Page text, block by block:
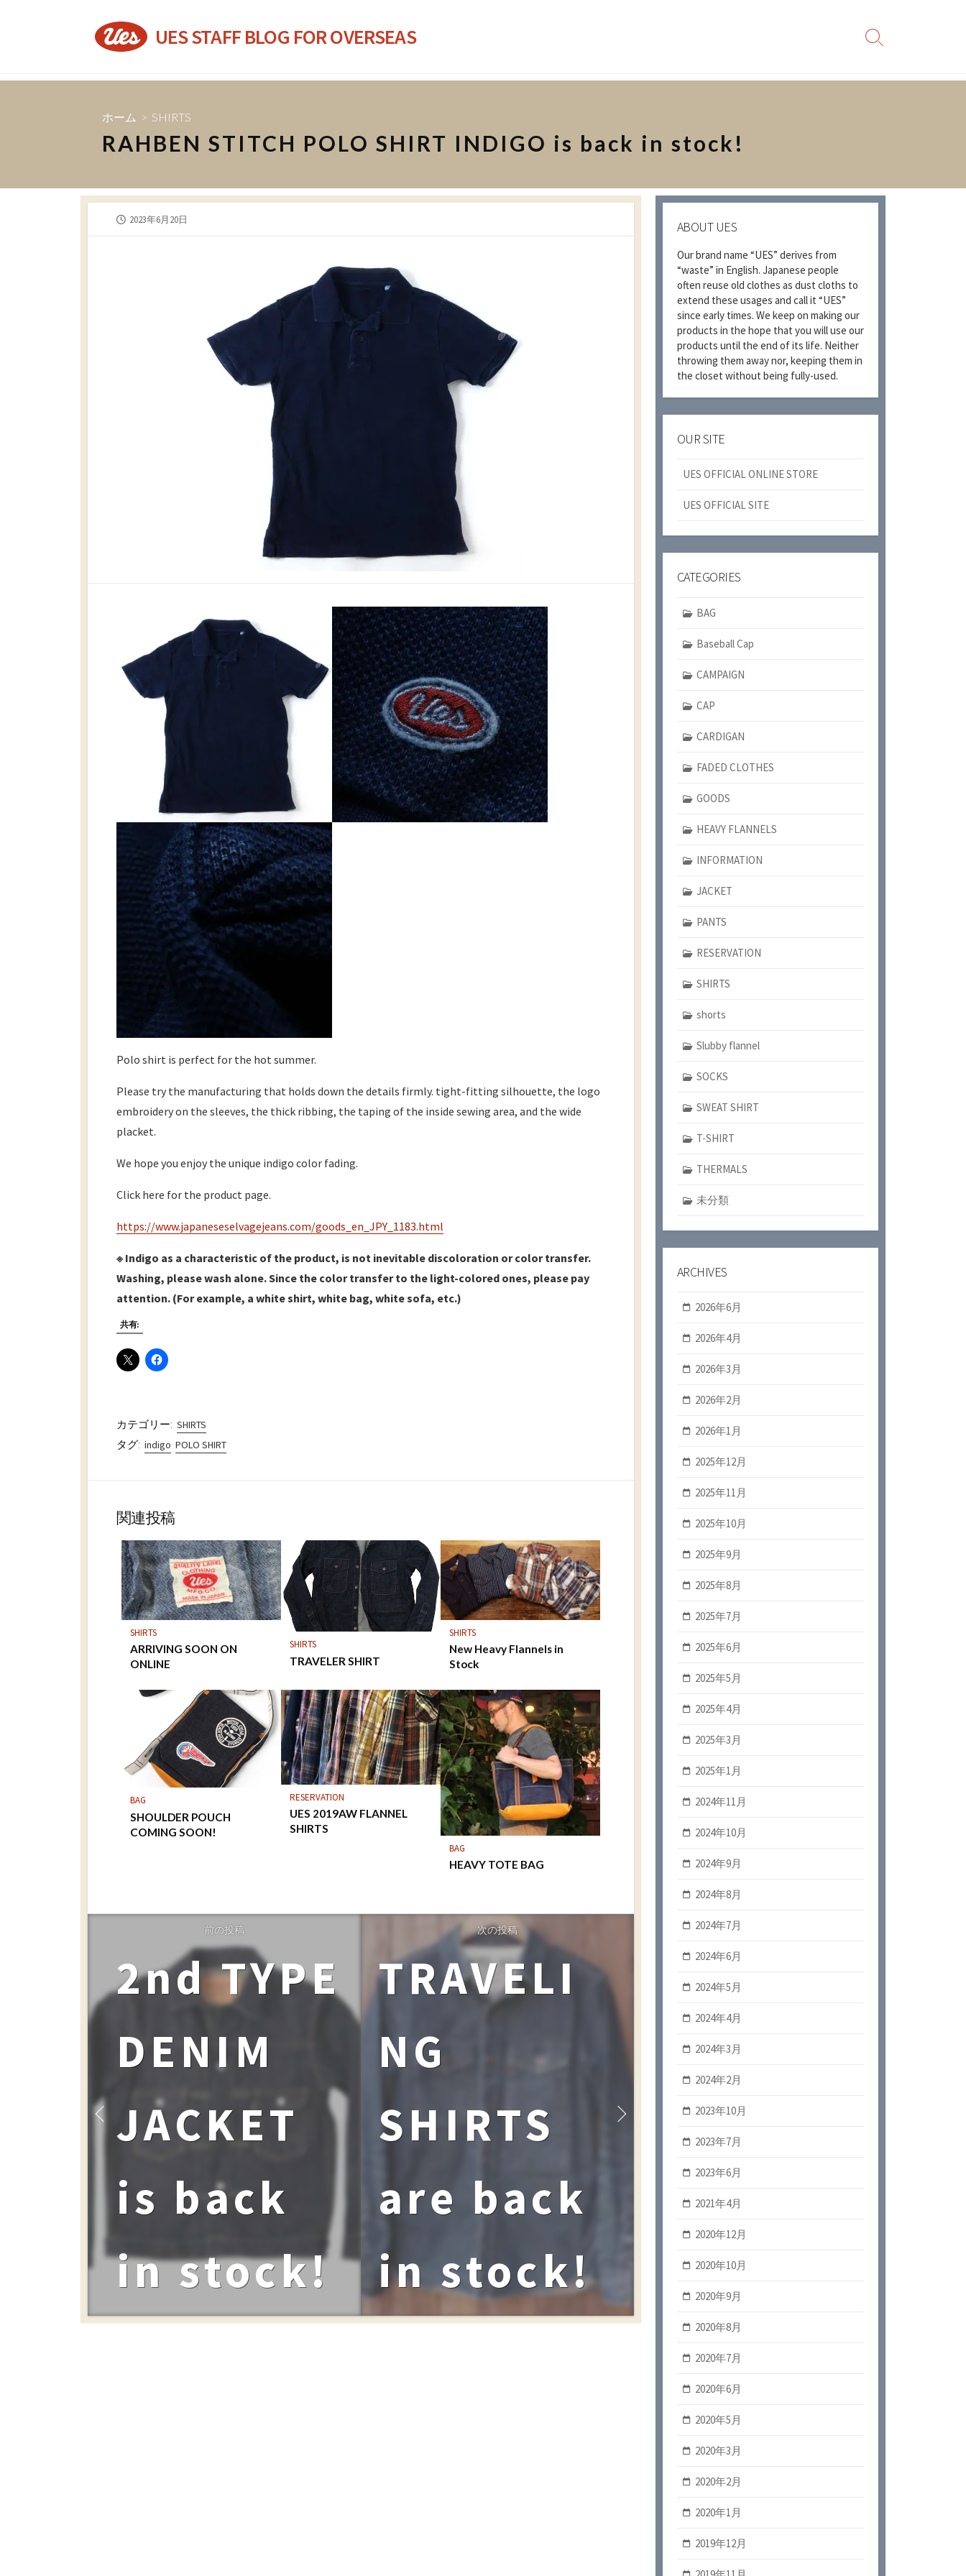
ツ
UES STAFF BLOG FOR OVERSEAS
検
ホーム > SHIRTS
RAHBEN STITCH POLO SHIRT INDIGO is back in stock!
公
2023年6月20日
Polo shirt is perfect for the hot summer.
Please try the manufacturing that holds down the details firmly. tight-fitting silhouette, the logo
embroidery on the sleeves, the thick ribbing, the taping of the inside sewing area, and the wide
placket.
We hope you enjoy the unique indigo color fading.
Click here for the product page.
https://www.japaneseselvagejeans.com/goods_en_JPY_1183.html
※ Indigo as a characteristic of the product, is not inevitable discoloration or color transfer.
Washing, please wash alone. Since the color transfer to the light-colored ones, please pay
attention. (For example, a white shirt, white bag, white sofa, etc.)
共有:
カテゴリー: SHIRTS
タグ: indigo POLO SHIRT
関連投稿
SHIRTS
ARRIVING SOON ON
ONLINE
SHIRTS
TRAVELER SHIRT
SHIRTS
New Heavy Flannels in
Stock
BAG
SHOULDER POUCH
COMING SOON!
RESERVATION
UES 2019AW FLANNEL
SHIRTS
BAG
HEAVY TOTE BAG
前の投稿
2nd TYPE
DENIM
JACKET
is back
in stock!
次の投稿
TRAVELI
NG
SHIRTS
are back
in stock!
ABOUT UES
Our brand name “UES” derives from
“waste” in English. Japanese people
often reuse old clothes as dust cloths to
extend these usages and call it “UES”
since early times. We keep on making our
products in the hope that you will use our
products until the end of its life. Neither
throwing them away nor, keeping them in
the closet without being fully-used.
OUR SITE
UES OFFICIAL ONLINE STORE
UES OFFICIAL SITE
CATEGORIES
BAG
Baseball Cap
CAMPAIGN
CAP
CARDIGAN
FADED CLOTHES
GOODS
HEAVY FLANNELS
INFORMATION
JACKET
PANTS
RESERVATION
SHIRTS
shorts
Slubby flannel
SOCKS
SWEAT SHIRT
T-SHIRT
THERMALS
未分類
ARCHIVES
2026年6月
2026年4月
2026年3月
2026年2月
2026年1月
2025年12月
2025年11月
2025年10月
2025年9月
2025年8月
2025年7月
2025年6月
2025年5月
2025年4月
2025年3月
2025年1月
2024年11月
2024年10月
2024年9月
2024年8月
2024年7月
2024年6月
2024年5月
2024年4月
2024年3月
2024年2月
2023年10月
2023年7月
2023年6月
2021年4月
2020年12月
2020年10月
2020年9月
2020年8月
2020年7月
2020年6月
2020年5月
2020年3月
2020年2月
2020年1月
2019年12月